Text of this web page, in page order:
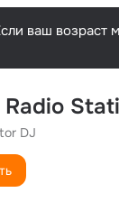
ваш возраст
Radio
DJ